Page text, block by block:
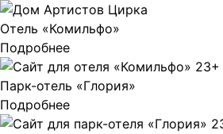
Отель «Комильфо»
Подробнее
Парк-отель «Глория»
Подробнее